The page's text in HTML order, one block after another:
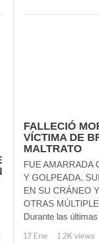
FALLECIÓ
VÍCTIMA DE
MALTRATO
FUE AMARRADA
Y GOLPEADA,
EN SU CRÁNEO
OTRAS
Durante las
17 Ene 1.2K views